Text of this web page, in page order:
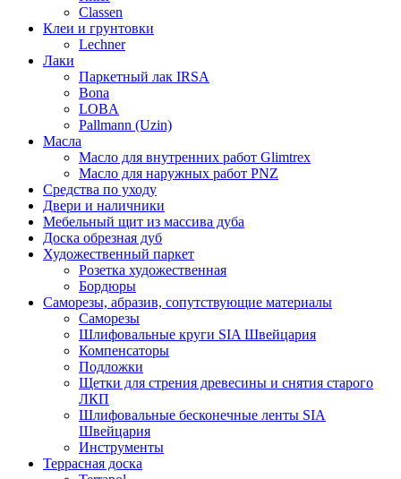
Classen
Клеи и грунтовки
Lechner
Лаки
Паркетный лак IRSA
Bona
LOBA
Pallmann (Uzin)
Масла
Масло для внутренних работ Glimtrex
Масло для наружных работ PNZ
Средства по уходу
Двери и наличники
Мебельный щит из массива дуба
Доска обрезная дуб
Художественный паркет
Розетка художественная
Бордюры
Саморезы, абразив, сопутствующие материалы
Саморезы
Шлифовальные круги SIA Швейцария
Компенсаторы
Подложки
Щетки для стрения древесины и снятия старого
ЛКП
Шлифовальные бесконечные ленты SIA
Швейцария
Инструменты
Террасная доска